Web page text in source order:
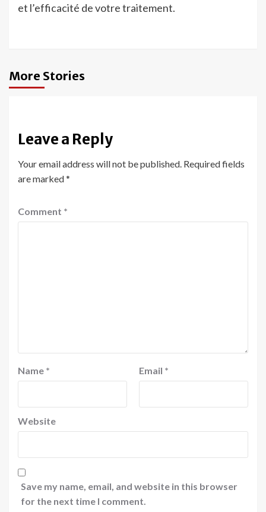
et l’efficacité de votre traitement.
More Stories
Leave a Reply
Your email address will not be published. Required fields
are marked*
Comment *
Name * Email *
Website
Save my name, email, and website in this browser
for the next time I comment.